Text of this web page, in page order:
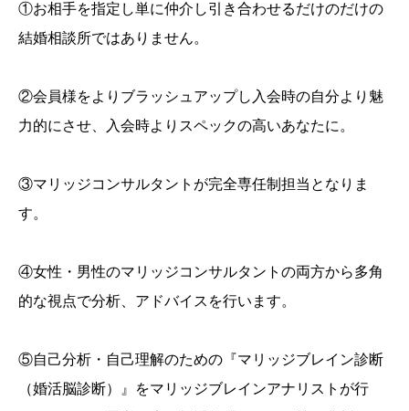
①お相手を指定し単に仲介し引き合わせるだけのだけの
結婚相談所ではありません。
②会員様をよりブラッシュアップし入会時の自分より魅
力的にさせ、入会時よりスペックの高いあなたに。
③マリッジコンサルタントが完全専任制担当となりま
す。
④女性・男性のマリッジコンサルタントの両方から多角
的な視点で分析、アドバイスを行います。
⑤自己分析・自己理解のための『マリッジブレイン診断
（婚活脳診断）』をマリッジブレインアナリストが行